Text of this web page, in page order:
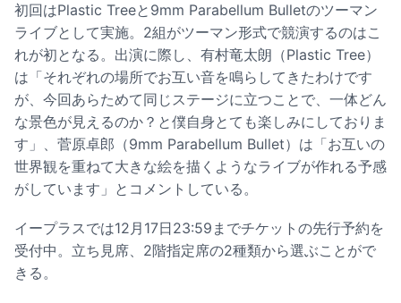
初回はPlastic Treeと9mm Parabellum Bulletのツーマン
ライブとして実施。2組がツーマン形式で競演するのはこ
れが初となる。出演に際し、有村竜太朗（Plastic Tree）
は「それぞれの場所でお互い音を鳴らしてきたわけです
が、今回あらためて同じステージに立つことで、一体どん
な景色が見えるのか？と僕自身とても楽しみにしておりま
す」、菅原卓郎（9mm Parabellum Bullet）は「お互いの
世界観を重ねて大きな絵を描くようなライブが作れる予感
がしています」とコメントしている。
イープラスでは12月17日23:59までチケットの先行予約を
受付中。立ち見席、2階指定席の2種類から選ぶことがで
きる。